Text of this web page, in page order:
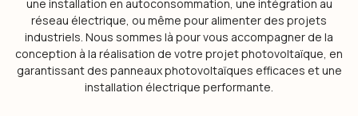
une installation en autoconsommation, une intégration au
réseau électrique, ou même pour alimenter des projets
industriels. Nous sommes là pour vous accompagner de la
conception à la réalisation de votre projet photovoltaïque, en
garantissant des panneaux photovoltaïques efficaces et une
installation électrique performante.